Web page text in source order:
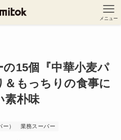
メニュー
15個『中華小麦パ
＆もっちりの食事に
素朴味
）
業務スーパー